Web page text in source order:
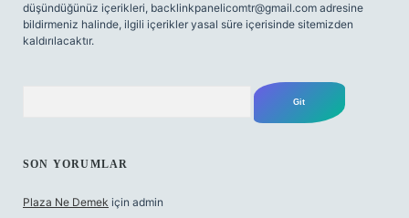
düşündüğünüz içerikleri, backlinkpanelicomtr@gmail.com adresine
bildirmeniz halinde, ilgili içerikler yasal süre içerisinde sitemizden
kaldırılacaktır.
SON YORUMLAR
Plaza Ne Demek için admin